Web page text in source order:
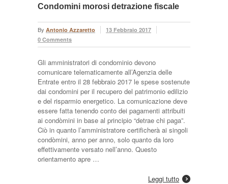
Condomini morosi detrazione fiscale
By Antonio Azzaretto
13 Febbraio 2017
0 Comments
Gli amministratori di condominio devono
comunicare telematicamente all’Agenzia delle
Entrate entro il 28 febbraio 2017 le spese sostenute
dai condomini per il recupero del patrimonio edilizio
e del risparmio energetico. La comunicazione deve
essere fatta tenendo conto dei pagamenti attribuiti
ai condòmini in base al principio “detrae chi paga”.
Ciò in quanto l’amministratore certificherà ai singoli
condòmini, anno per anno, solo quanto da loro
effettivamente versato nell’anno. Questo
orientamento apre …
Leggi tutto